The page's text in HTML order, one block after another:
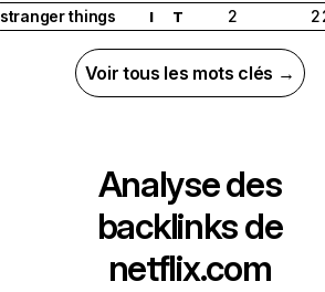
stranger things
I T 2 2
Voir tous les mots clés →
Analyse des
backlinks de
netflix.com